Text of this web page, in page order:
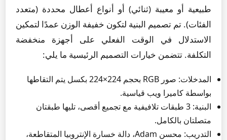
طبيعية أو معيبة (ثنائي) أو أنواع أعطال محددة (متعدد
الفئات). تم تصميم البنية لتكون خفيفة الوزن عمدًا لتمكين
الاستدلال في الوقت الفعلي على أجهزة منخفضة
التكلفة. تتضمن خيارات التصميم الرئيسية ما يلي:
المدخلات: صور RGB بحجم 224×224 بكسل يتم التقاطها
بواسطة كاميرا ويب قياسية.
البنية: 3 طبقات تلافيفية مع تجميع أقصى، تليها طبقتان
متصلتان بالكامل.
التدريب: محسن Adam، دالة خسارة الإنتروبيا المتقاطعة،